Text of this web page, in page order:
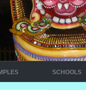
SCHOOLS